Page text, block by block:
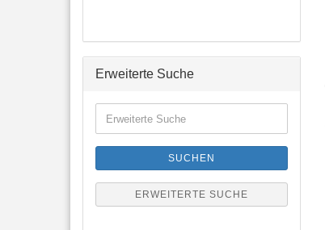
Erweiterte Suche
Suche
SUCHEN
ERWEITERTE SUCHE